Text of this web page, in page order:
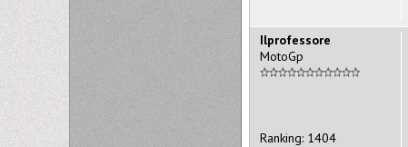
Ilprofessore
MotoGp
Ranking: 1404